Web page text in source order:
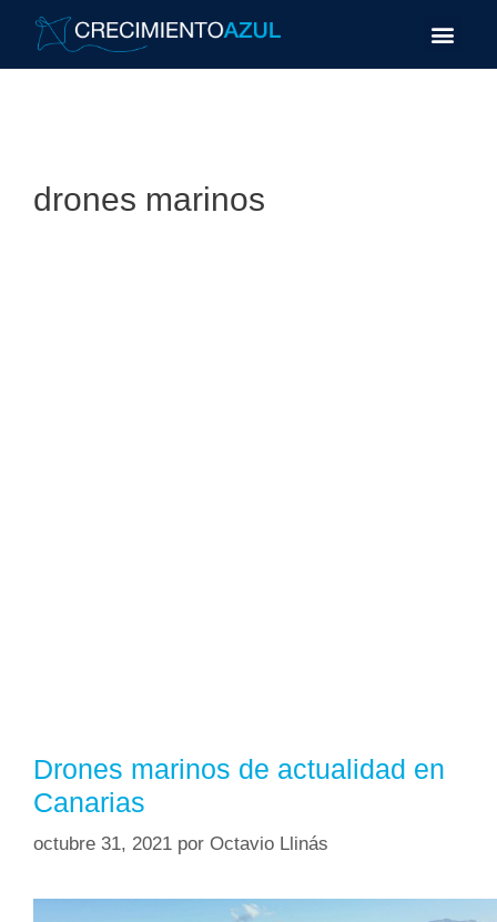
drones marinos
Drones marinos de actualidad en
Canarias
octubre 31, 2021 por Octavio Llinás